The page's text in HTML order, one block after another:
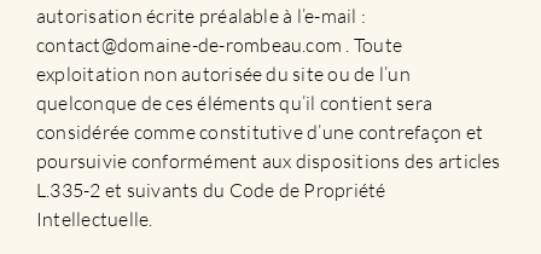
autorisation écrite préalable à l’e-mail :
contact@domaine-de-rombeau.com . Toute
exploitation non autorisée du site ou de l’un
quelconque de ces éléments qu’il contient sera
considérée comme constitutive d’une contrefaçon et
poursuivie conformément aux dispositions des articles
L.335-2 et suivants du Code de Propriété
Intellectuelle.